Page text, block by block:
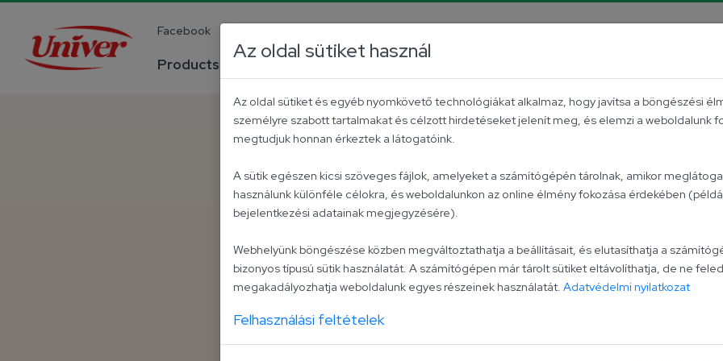
Facebook
Products
Light
It is widely known that
Hungary’s favourite
Light Mayonnaise is an
waistlines but still
The energy value of
Az oldal sütiket használ
Az oldal sütiket és egyéb nyomkövető technológiákat alkalmaz, hogy javítsa a böngészési
személyre szabott tartalmakat és célzott hirdetéseket jelenít meg, és elemzi a weboldalunk
megtudjuk honnan érkeztek a látogatóink.
A sütik egészen kicsi szöveges fájlok, amelyeket a számítógépén tárolnak, amikor
használunk különféle célokra, és weboldalunkon az online élmény fokozása érdekében
bejelentkezési adatainak megjegyzésére).
Webhelyünk böngészése közben megváltoztathatja a beállításait, és elutasíthatja a
bizonyos típusú sütik használatát. A számítógépen már tárolt sütiket eltávolíthatja, de ne
megakadályozhatja weboldalunk egyes részeinek használatát. Adatvédelmi nyilatkozat
Felhasználási feltételek